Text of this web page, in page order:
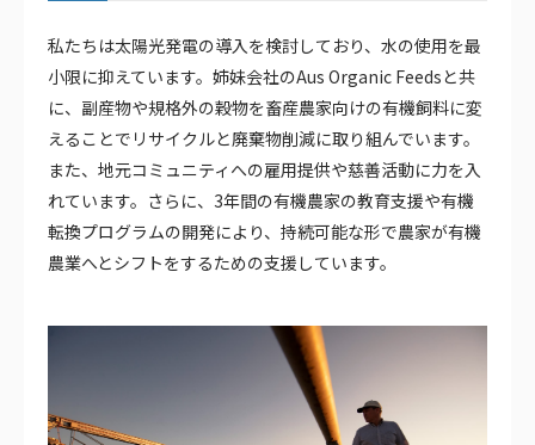
私たちは太陽光発電の導入を検討しており、水の使用を最
小限に抑えています。姉妹会社のAus Organic Feedsと共
に、副産物や規格外の穀物を畜産農家向けの有機飼料に変
えることでリサイクルと廃棄物削減に取り組んでいます。
また、地元コミュニティへの雇用提供や慈善活動に力を入
れています。さらに、3年間の有機農家の教育支援や有機
転換プログラムの開発により、持続可能な形で農家が有機
農業へとシフトをするための支援しています。